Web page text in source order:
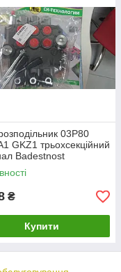
вул.
– гарантія
техніки!
03P80
GKZ1 трьохсекційний
Badestnost
₴
Купити